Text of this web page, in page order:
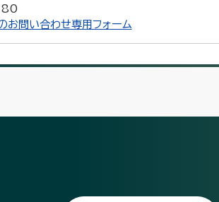
お問い合わせ専用フォーム